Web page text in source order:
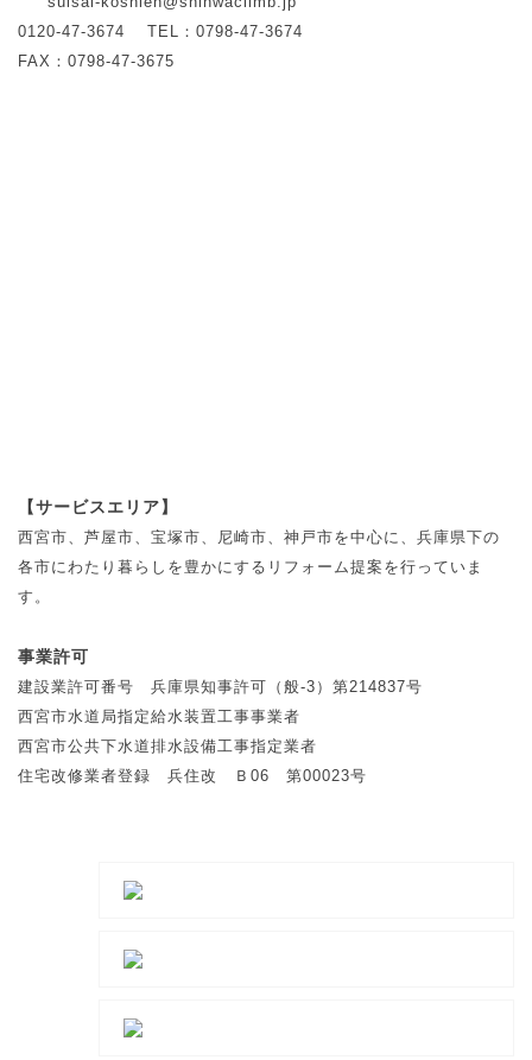
0120-47-3674
TEL：0798-47-3674
FAX：0798-47-3675
【サービスエリア】
西宮市、芦屋市、宝塚市、尼崎市、神戸市を中心に、兵庫県下の
各市にわたり暮らしを豊かにするリフォーム提案を行っていま
す。
事業許可
建設業許可番号 兵庫県知事許可（般-3）第214837号
西宮市水道局指定給水装置工事事業者
西宮市公共下水道排水設備工事指定業者
住宅改修業者登録 兵住改 Ｂ06 第00023号